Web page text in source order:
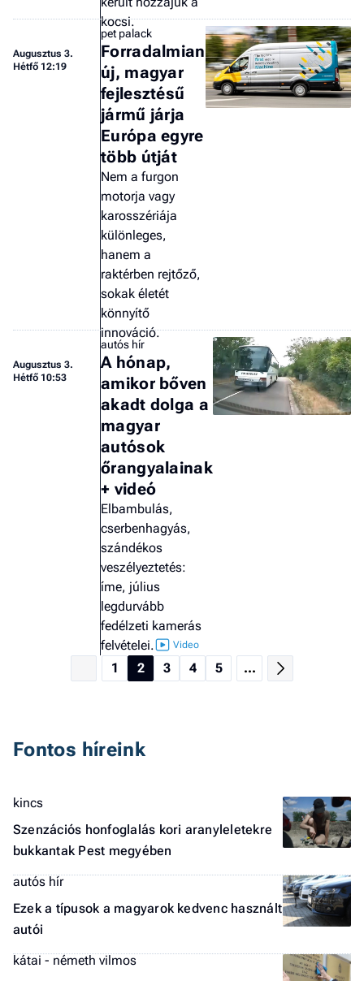
kocsi.
Augusztus 3.
Hétfő 12:19
pet palack
Forradalmian
új, magyar
fejlesztésű
jármű járja
Európa egyre
több útját
Nem a furgon
motorja vagy
karosszériája
különleges,
hanem a
raktérben rejtőző,
sokak életét
könnyítő
innováció.
Augusztus 3.
Hétfő 10:53
autós hír
A hónap,
amikor bőven
akadt dolga a
magyar
autósok
őrangyalainak
+ videó
Elbambulás,
cserbenhagyás,
szándékos
veszélyeztetés:
íme, július
legdurvább
fedélzeti kamerás
felvételei.
1
2 3 4 5 ...
Fontos híreink
kincs
Szenzációs honfoglalás kori aranyleletekre
bukkantak Pest megyében
autós hír
Ezek a típusok a magyarok kedvenc használt
autói
kátai - németh vilmos